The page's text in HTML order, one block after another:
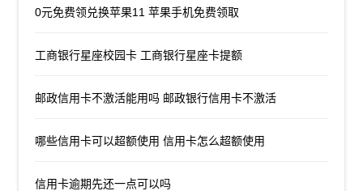
0元免费领兑换苹果11 苹果手机免费领取
工商银行星座校园卡 工商银行星座卡提额
邮政信用卡不激活能用吗 邮政银行信用卡不激活
哪些信用卡可以超额使用 信用卡怎么超额使用
信用卡逾期先还一点可以吗